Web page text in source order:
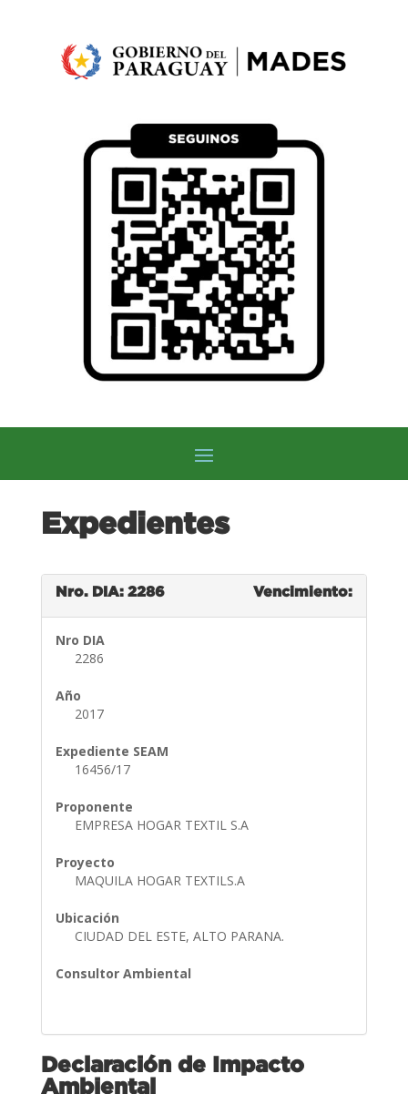
Expedientes
Nro. DIA: 2286 Vencimiento:
Nro DIA
2286
Año
2017
Expediente SEAM
16456/17
Proponente
EMPRESA HOGAR TEXTIL S.A
Proyecto
MAQUILA HOGAR TEXTILS.A
Ubicación
CIUDAD DEL ESTE, ALTO PARANA.
Consultor Ambiental
Declaración de Impacto
Ambiental